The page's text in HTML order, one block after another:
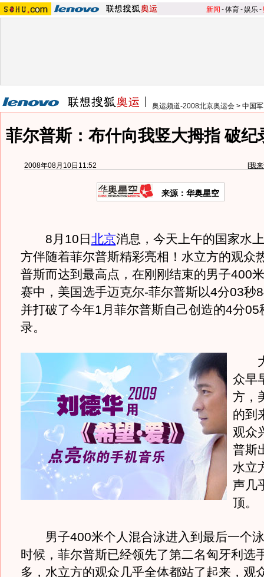
新闻 -体育-娱乐-
奥运频道-2008北京奥运会 > 中国
菲尔普斯：布什向我竖大拇指 破纪
2008年08月10日11:52 [我
来源：华奥星空
8月10日 北京消息，今天上午的国家水
方伴随着菲尔普斯精彩亮相！水立方的观众
普斯而达到最高点，在刚刚结束的男子400
赛中，美国选手迈克尔-菲尔普斯以4分03秒
并打破了今年1月菲尔普斯自己创造的4分05
录。
大
众早
方，
的到
观众
普斯
水立
声几
顶。
男子400米个人混合泳进入到最后一个
时候，菲尔普斯已经领先了第二名匈牙利选
多，水立方的观众几乎全体都站了起来，观